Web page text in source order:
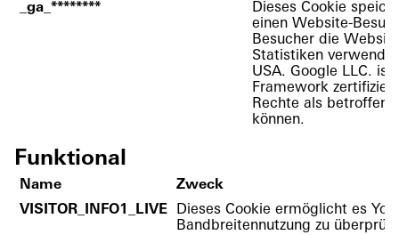
_ga_********
Dieses Cookie
einen Website-
Besucher die
Statistiken
USA. Google LLC.
Framework
Rechte als
können.
Funktional
Name
Zweck
VISITOR_INFO1_LIVE
Dieses Cookie ermöglicht es
Bandbreitennutzung zu